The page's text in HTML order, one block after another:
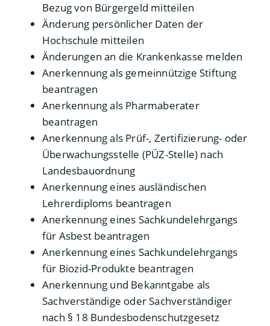
Bezug von Bürgergeld mitteilen
Änderung persönlicher Daten der
Hochschule mitteilen
Änderungen an die Krankenkasse melden
Anerkennung als gemeinnützige Stiftung
beantragen
Anerkennung als Pharmaberater
beantragen
Anerkennung als Prüf-, Zertifizierung- oder
Überwachungsstelle (PÜZ-Stelle) nach
Landesbauordnung
Anerkennung eines ausländischen
Lehrerdiploms beantragen
Anerkennung eines Sachkundelehrgangs
für Asbest beantragen
Anerkennung eines Sachkundelehrgangs
für Biozid-Produkte beantragen
Anerkennung und Bekanntgabe als
Sachverständige oder Sachverständiger
nach § 18 Bundesbodenschutzgesetz